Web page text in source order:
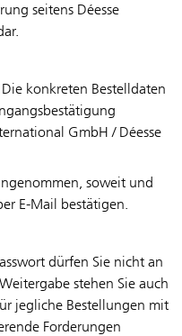
seitens Déesse
konkreten Bestelldaten
GmbH / Déesse
soweit und
E-Mail bestätigen.
dürfen Sie nicht an
stehen Sie auch
jegliche Bestellungen mit
Forderungen